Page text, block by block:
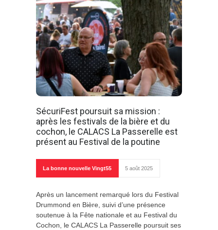
SécuriFest poursuit sa mission :
après les festivals de la bière et du
cochon, le CALACS La Passerelle est
présent au Festival de la poutine
La bonne nouvelle Vingt55 5 août 2025
Après un lancement remarqué lors du Festival
Drummond en Bière, suivi d’une présence
soutenue à la Fête nationale et au Festival du
Cochon, le CALACS La Passerelle poursuit ses